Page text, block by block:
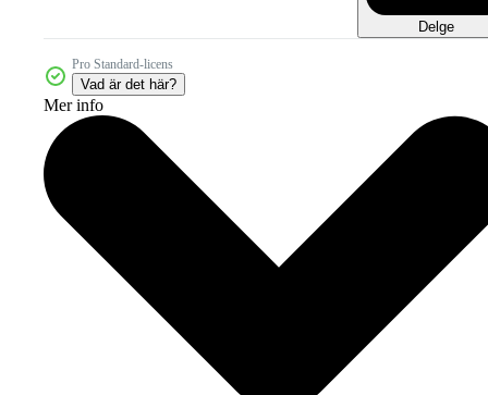
Delge
Pro Standard-licens
Vad är det här?
Mer info